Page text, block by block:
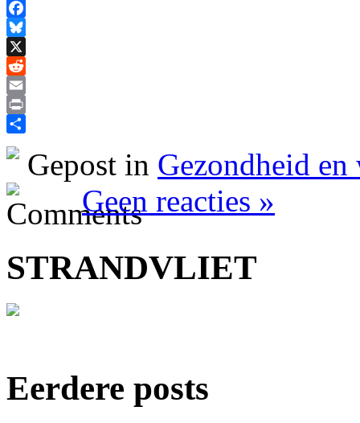
Facebook
Bluesky
X
Reddit
Email
Print
Gepost in Gezondheid
Geen reacties »
STRANDVLIET
Eerdere posts